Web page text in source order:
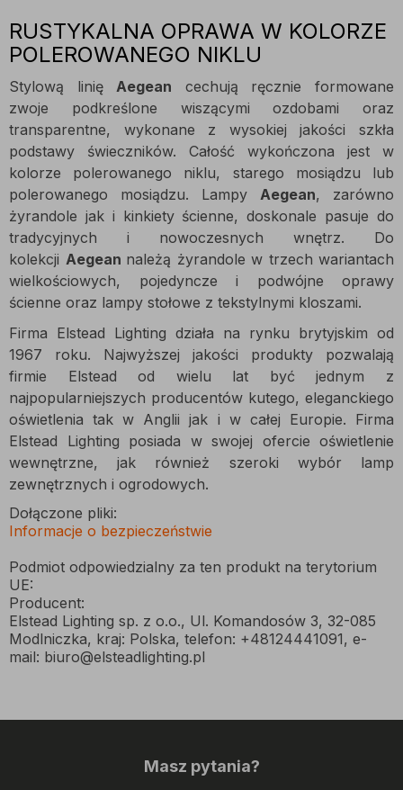
RUSTYKALNA OPRAWA W KOLORZE
POLEROWANEGO NIKLU
Stylową linię Aegean cechują ręcznie formowane
zwoje podkreślone wiszącymi ozdobami oraz
transparentne, wykonane z wysokiej jakości szkła
podstawy świeczników. Całość wykończona jest w
kolorze polerowanego niklu, starego mosiądzu lub
polerowanego mosiądzu. Lampy Aegean, zarówno
żyrandole jak i kinkiety ścienne, doskonale pasuje do
tradycyjnych i nowoczesnych wnętrz. Do
kolekcji Aegean należą żyrandole w trzech wariantach
wielkościowych, pojedyncze i podwójne oprawy
ścienne oraz lampy stołowe z tekstylnymi kloszami.
Firma Elstead Lighting działa na rynku brytyjskim od
1967 roku. Najwyższej jakości produkty pozwalają
firmie Elstead od wielu lat być jednym z
najpopularniejszych producentów kutego, eleganckiego
oświetlenia tak w Anglii jak i w całej Europie. Firma
Elstead Lighting posiada w swojej ofercie oświetlenie
wewnętrzne, jak również szeroki wybór lamp
zewnętrznych i ogrodowych.
Dołączone pliki:
Informacje o bezpieczeństwie
Podmiot odpowiedzialny za ten produkt na terytorium
UE:
Producent:
Elstead Lighting sp. z o.o., Ul. Komandosów 3, 32-085
Modlniczka, kraj: Polska, telefon: +48124441091, e-
mail: biuro@elsteadlighting.pl
Masz pytania?